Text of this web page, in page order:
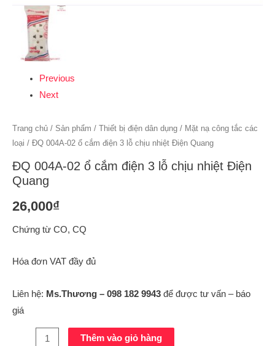
Previous
Next
Trang chủ / Sản phẩm / Thiết bị điện dân dụng / Mặt nạ công tắc các
loại / ĐQ 004A-02 ổ cắm điện 3 lỗ chịu nhiệt Điện Quang
ĐQ 004A-02 ổ cắm điện 3 lỗ chịu nhiệt Điện
Quang
26,000₫
Chứng từ CO, CQ
Hóa đơn VAT đầy đủ
Liên hệ: Ms.Thương – 098 182 9943 để được tư vấn – báo
giá
Thêm vào giỏ hàng